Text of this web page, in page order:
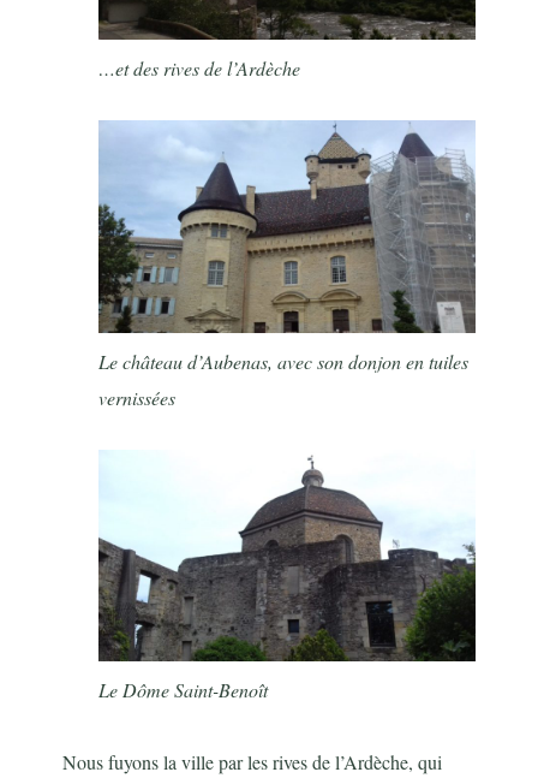
…et des rives de l’Ardèche
Le château d’Aubenas, avec son donjon en tuiles
vernissées
Le Dôme Saint-Benoît
Nous fuyons la ville par les rives de l’Ardèche, qui